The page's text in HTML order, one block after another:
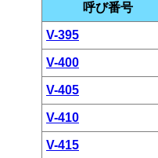
呼び番号
V-395
V-400
V-405
V-410
V-415